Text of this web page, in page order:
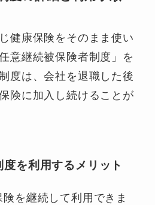
健康保険をそのまま使い
意継続被保険者制度」を
度は、会社を退職した後
険に加入し続けることが
を利用するメリット
を継続して利用できま